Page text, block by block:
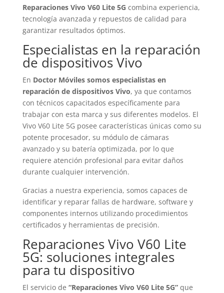
Reparaciones Vivo V60 Lite 5G combina experiencia,
tecnología avanzada y repuestos de calidad para
garantizar resultados óptimos.
Especialistas en la reparación
de dispositivos Vivo
En Doctor Móviles somos especialistas en
reparación de dispositivos Vivo, ya que contamos
con técnicos capacitados específicamente para
trabajar con esta marca y sus diferentes modelos. El
Vivo V60 Lite 5G posee características únicas como su
potente procesador, su módulo de cámaras
avanzado y su batería optimizada, por lo que
requiere atención profesional para evitar daños
durante cualquier intervención.
Gracias a nuestra experiencia, somos capaces de
identificar y reparar fallas de hardware, software y
componentes internos utilizando procedimientos
certificados y herramientas de precisión.
Reparaciones Vivo V60 Lite
5G: soluciones integrales
para tu dispositivo
El servicio de “Reparaciones Vivo V60 Lite 5G”que